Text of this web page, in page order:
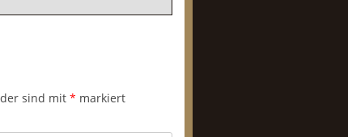
sind mit * markiert